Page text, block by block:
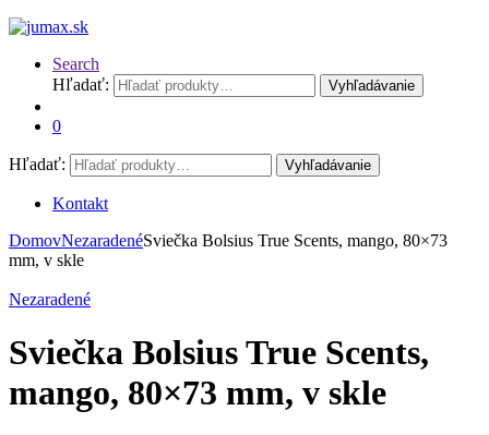
Search
Hľadať:
Vyhľadávanie
0
Hľadať: Vyhľadávanie
Kontakt
DomovNezaradenéSviečka Bolsius True Scents, mango, 80×73
mm, v skle
Nezaradené
Sviečka Bolsius True Scents,
mango, 80×73 mm, v skle